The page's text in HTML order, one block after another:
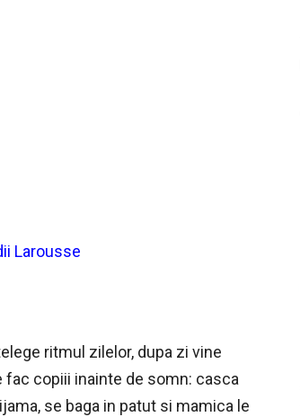
Larousse
ritmul zilelor, dupa zi vine
fac copiii inainte de somn: casca
se baga in patut si mamica le